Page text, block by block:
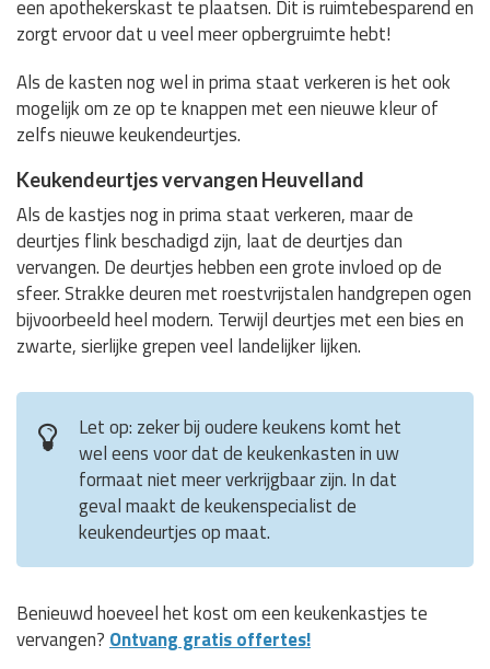
een apothekerskast te plaatsen. Dit is ruimtebesparend en
zorgt ervoor dat u veel meer opbergruimte hebt!
Als de kasten nog wel in prima staat verkeren is het ook
mogelijk om ze op te knappen met een nieuwe kleur of
zelfs nieuwe keukendeurtjes.
Keukendeurtjes vervangen Heuvelland
Als de kastjes nog in prima staat verkeren, maar de
deurtjes flink beschadigd zijn, laat de deurtjes dan
vervangen. De deurtjes hebben een grote invloed op de
sfeer. Strakke deuren met roestvrijstalen handgrepen ogen
bijvoorbeeld heel modern. Terwijl deurtjes met een bies en
zwarte, sierlijke grepen veel landelijker lijken.
Let op: zeker bij oudere keukens komt het
wel eens voor dat de keukenkasten in uw
formaat niet meer verkrijgbaar zijn. In dat
geval maakt de keukenspecialist de
keukendeurtjes op maat.
Benieuwd hoeveel het kost om een keukenkastjes te
vervangen? Ontvang gratis offertes!